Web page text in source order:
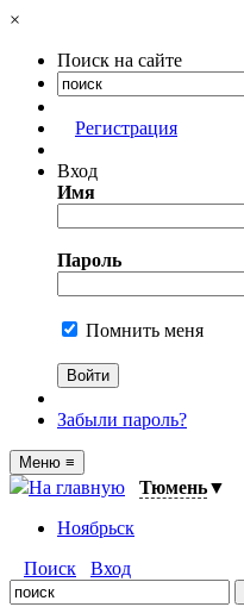
×
Поиск на сайте
Регистрация
Вход
Имя
Пароль
Помнить меня
Забыли пароль?
Меню ≡
На главную Тюмень▼
Ноябрьск
Поиск
Вход